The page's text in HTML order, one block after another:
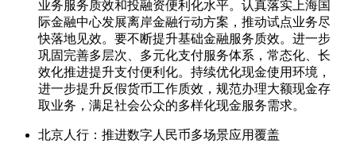
业务服务质效和投融资便利化水平。认真落实上海国
际金融中心发展离岸金融行动方案，推动试点业务尽
快落地见效。要不断提升基础金融服务质效。进一步
巩固完善多层次、多元化支付服务体系，常态化、长
效化推进提升支付便利化。持续优化现金使用环境，
进一步提升反假货币工作质效，规范办理大额现金存
取业务，满足社会公众的多样化现金服务需求。
北京人行：推进数字人民币多场景应用覆盖